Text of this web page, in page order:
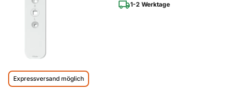
1-2 Werktage
Expressversand möglich